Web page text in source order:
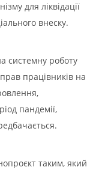
для ліквідації
внеску.
системну роботу
працівників на
пандемії,
таким, який